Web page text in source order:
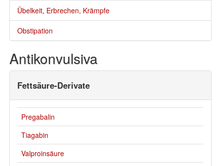
Übelkeit, Erbrechen, Krämpfe
Obstipation
Antikonvulsiva
Fettsäure-Derivate
Pregabalin
Tiagabin
Valproinsäure